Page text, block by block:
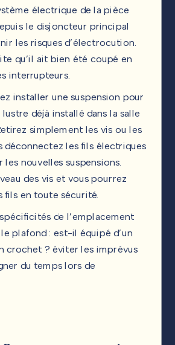
électrique de la pièce
le disjoncteur principal
les risques d’électrocution.
qu’il ait bien été coupé en
interrupteurs.
installer une suspension pour
déjà installé dans la salle
simplement les vis ou les
déconnectez les fils électriques
nouvelles suspensions.
des vis et vous pourrez
fils en toute sécurité.
de l’emplacement
plafond : est-il équipé d’un
crochet ? éviter les imprévus
du temps lors de